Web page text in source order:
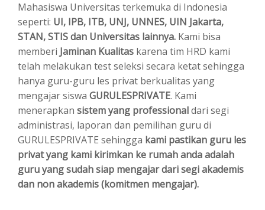
Mahasiswa Universitas terkemuka di Indonesia
seperti: UI, IPB, ITB, UNJ, UNNES, UIN Jakarta,
STAN, STIS dan Universitas lainnya. Kami bisa
memberi Jaminan Kualitas karena tim HRD kami
telah melakukan test seleksi secara ketat sehingga
hanya guru-guru les privat berkualitas yang
mengajar siswa GURULESPRIVATE. Kami
menerapkan sistem yang professionaldari segi
administrasi, laporan dan pemilihan guru di
GURULESPRIVATE sehingga kami pastikan guru les
privat yang kami kirimkan ke rumah anda adalah
guru yang sudah siap mengajar dari segi akademis
dan non akademis (komitmen mengajar).